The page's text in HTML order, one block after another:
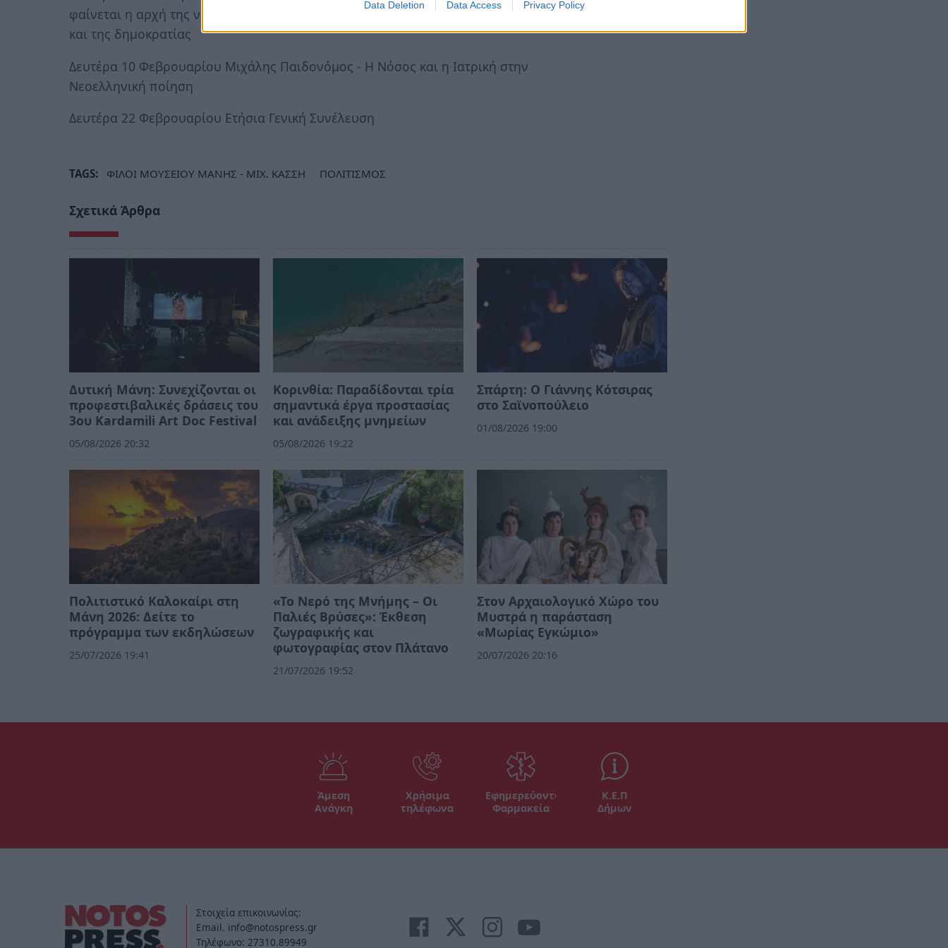
Data Deletion Data Access Privacy Policy
φαίνεται η αρχή της νέας εποχής, της ακρίβειας της τεχνολογίας, της παιδαγωγικής
και της δημοκρατίας
Δευτέρα 10 Φεβρουαρίου Μιχάλης Παιδονόμος - Η Νόσος και η Ιατρική στην
Νεοελληνική ποίηση
Δευτέρα 22 Φεβρουαρίου Ετήσια Γενική Συνέλευση
TAGS: ΦΙΛΟΙ ΜΟΥΣΕΙΟΥ ΜΑΝΗΣ - ΜΙΧ. ΚΑΣΣΗ ΠΟΛΙΤΙΣΜΟΣ
Σχετικά Άρθρα
Δυτική Μάνη: Συνεχίζονται οι
προφεστιβαλικές δράσεις του
3ου Kardamili Art Doc Festival
05/08/2026 20:32
Κορινθία: Παραδίδονται τρία
σημαντικά έργα προστασίας
και ανάδειξης μνημείων
05/08/2026 19:22
Σπάρτη: Ο Γιάννης Κότσιρας
στο Σαϊνοπούλειο
01/08/2026 19:00
Πολιτιστικό Καλοκαίρι στη
Μάνη 2026: Δείτε το
πρόγραμμα των εκδηλώσεων
25/07/2026 19:41
«Το Νερό της Μνήμης – Οι
Παλιές Βρύσες»: Έκθεση
ζωγραφικής και
φωτογραφίας στον Πλάτανο
21/07/2026 19:52
Στον Αρχαιολογικό Χώρο του
Μυστρά η παράσταση
«Μωρίας Εγκώμιο»
20/07/2026 20:16
Άμεση
Ανάγκη
Χρήσιμα
τηλέφωνα
Εφημερεύοντα
Φαρμακεία
Κ.Ε.Π
Δήμων
Στοιχεία επικοινωνίας:
Email. info@notospress.gr
Τηλέφωνο: 27310.89949